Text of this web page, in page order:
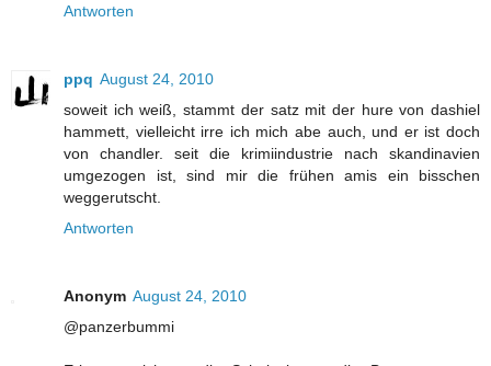
Antworten
ppq August 24, 2010
soweit ich weiß, stammt der satz mit der hure von dashiel
hammett, vielleicht irre ich mich abe auch, und er ist doch
von chandler. seit die krimiindustrie nach skandinavien
umgezogen ist, sind mir die frühen amis ein bisschen
weggerutscht.
Antworten
Anonym August 24, 2010
@panzerbummi